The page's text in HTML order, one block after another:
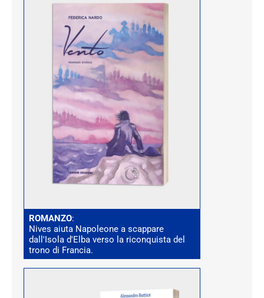
ROMANZO:
Nives aiuta Napoleone a scappare
dall'Isola d'Elba verso la riconquista del
trono di Francia.